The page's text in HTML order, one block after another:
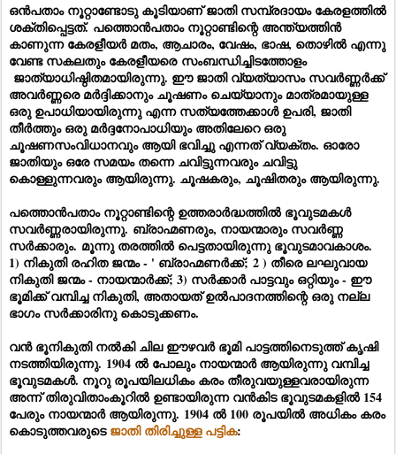
ഒൻപതാം നൂറ്റാണ്ടോടു കൂടിയാണ് ജാതി സമ്പ്രദായം കേരളത്തിൽ
ശക്തിപ്പെട്ടത്. പത്തൊൻപതാം നൂറ്റാണ്ടിന്റെ അന്ത്യത്തിൻ
കാണുന്ന കേരളീയർ മതം, ആചാരം, വേഷം, ഭാഷ, തൊഴിൽ എന്നു
വേണ്ട സകലതും കേരളീയരെ സംബന്ധിച്ചിടത്തോളം
ജാത്യാധിഷ്ഠിതമായിരുന്നു. ഈ ജാതി വ്യത്യാസം സവർണ്ണർക്ക്
അവർണ്ണരെ മർദ്ദിക്കാനും ചൂഷണം ചെയ്യാനും മാത്രമായുള്ള
ഒരു ഉപാധിയായിരുന്നു എന്ന സത്യത്തേക്കാൾ ഉപരി, ജാതി
തീർത്തും ഒരു മർദ്ദനോപാധിയും അതിലേറെ ഒരു
ചൂഷണസംവിധാനവും ആയി ഭവിച്ചു എന്നത് വ്യക്തം. ഓരോ
ജാതിയും ഒരേ സമയം തന്നെ ചവിട്ടുന്നവരും ചവിട്ടു
കൊള്ളുന്നവരും ആയിരുന്നു. ചൂഷകരും, ചൂഷിതരും ആയിരുന്നു.
പത്തൊൻപതാം നൂറ്റാണ്ടിന്റെ ഉത്തരാർദ്ധത്തിൽ ഭൂവുടമകൾ
സവർണ്ണരായിരുന്നു. ബ്രാഹ്മണരും, നായന്മാരും സവർണ്ണ
സർക്കാരും. മൂന്നു തരത്തിൽ പെട്ടതായിരുന്നു ഭൂവുടമാവകാശം.
1) നികുതി രഹിത ജന്മം - ' ബ്രാഹ്മണർക്ക്; 2 ) തീരെ ലഘുവായ
നികുതി ജന്മം - നായന്മാർക്ക്; 3) സർക്കാർ പാട്ടവും ഒറ്റിയും - ഈ
ഭൂമിക്ക് വമ്പിച്ച നികുതി, അതായത് ഉൽപാദനത്തിന്റെ ഒരു നല്ല
ഭാഗം സർക്കാരിനു കൊടുക്കണം.
വൻ ഭൂനികുതി നൽകി ചില ഈഴവർ ഭൂമി പാട്ടത്തിനെടുത്ത് കൃഷി
നടത്തിയിരുന്നു. 1904 ൽ പോലും നായന്മാർ ആയിരുന്നു വമ്പിച്ച
ഭൂവുടമകൾ. നൂറു രൂപയിലധികം കരം തീരുവയുള്ളവരായിരുന്ന
അന്ന് തിരുവിതാംകൂറിൽ ഉണ്ടായിരുന്ന വൻകിട ഭൂവുടമകളിൽ 154
പേരും നായന്മാർ ആയിരുന്നു. 1904 ൽ 100 രൂപയിൽ അധികം കരം
കൊടുത്തവരുടെജാതി തിരിച്ചുള്ള പട്ടിക: